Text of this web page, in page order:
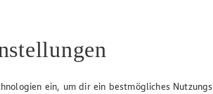
ein, um dir ein bestmögliches